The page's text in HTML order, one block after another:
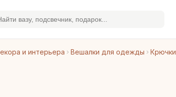
и интерьера Вешалки для одежды Крючки